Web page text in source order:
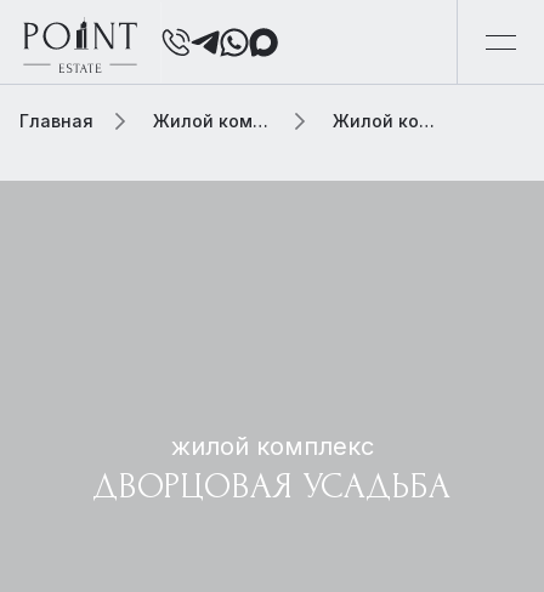
Главная Жилой комплекс Жилой комплекс дворцовая усадьба
жилой комплекс
ДВОРЦОВАЯ УСАДЬБА